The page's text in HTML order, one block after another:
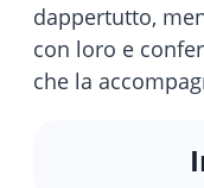
dappertutto,
con loro e
che la